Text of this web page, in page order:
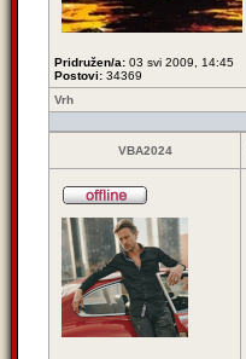
Pridružen/a: 03 svi 2009, 14:45
Postovi: 34369
Vrh
VBA2024